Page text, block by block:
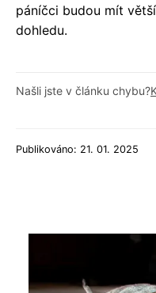
páníčci budou mít
dohledu.
Našli jste v článku chybu?
Publikováno: 21. 01. 2025